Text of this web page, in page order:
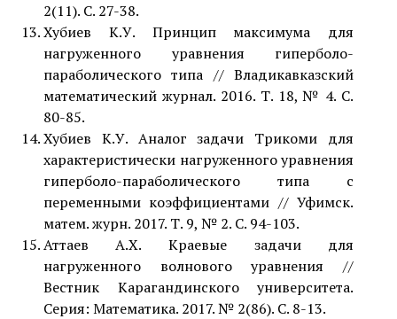
2(11). С. 27-38.
Хубиев К.У. Принцип максимума для
нагруженного уравнения гиперболо-
параболического типа // Владикавказский
математический журнал. 2016. Т. 18, № 4. С.
80-85.
Хубиев К.У. Аналог задачи Трикоми для
характеристически нагруженного уравнения
гиперболо-параболического типа с
переменными коэффициентами // Уфимск.
матем. журн. 2017. Т. 9, № 2. С. 94-103.
Аттаев А.Х. Краевые задачи для
нагруженного волнового уравнения //
Вестник Карагандинского университета.
Серия: Математика. 2017. № 2(86). С. 8-13.